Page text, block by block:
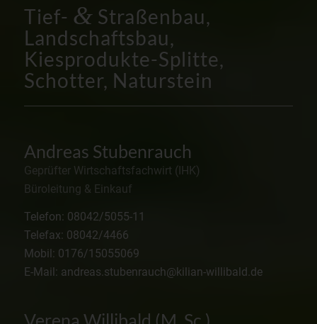
Tief- & Straßenbau,
Landschaftsbau,
Kiesprodukte-Splitte,
Schotter, Naturstein
Andreas Stubenrauch
Geprüfter Wirtschaftsfachwirt (IHK)
Büroleitung & Einkauf
Telefon: 08042/5055-11
Telefax: 08042/4466
Mobil: 0176/15055069
E-Mail: andreas.stubenrauch@kilian-willibald.de